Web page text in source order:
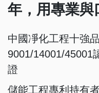
年，用專業
中國凈化工程十強
9001/14001/45001
證
儲能工程專利持有